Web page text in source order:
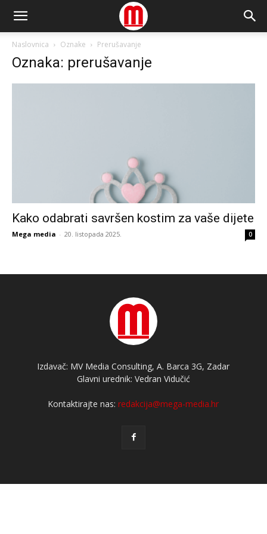
Naslovnica Oznake Prerušavanje
Oznaka: prerušavanje
Kako odabrati savršen kostim za vaše dijete
Mega media - 20. listopada 2025. 0
Izdavač: MV Media Consulting, A. Barca 3G, Zadar
Glavni urednik: Vedran Vidučić
Kontaktirajte nas:redakcija@mega-media.hr